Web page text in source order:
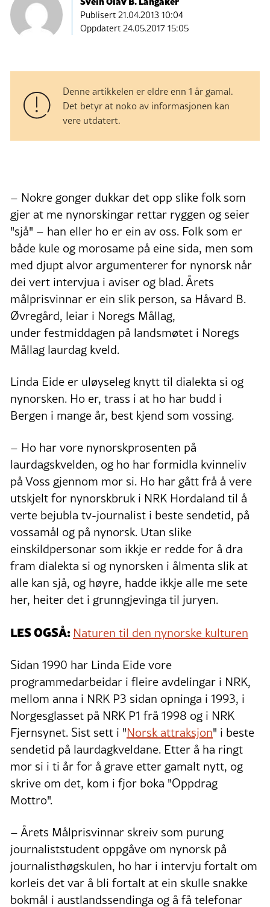
Publisert21.04.2013 10:04
Oppdatert 24.05.2017 15:05
Denne artikkelen er eldre enn 1 år gamal.
Det betyr at noko av informasjonen kan
vere utdatert.
– Nokre gonger dukkar det opp slike folk som
gjer at me nynorskingar rettar ryggen og seier
"sjå" – han eller ho er ein av oss. Folk som er
både kule og morosame på eine sida, men som
med djupt alvor argumenterer for nynorsk når
dei vert intervjua i aviser og blad. Årets
målprisvinnar er ein slik person, sa Håvard B.
Øvregård, leiar i Noregs Mållag,
under festmiddagen på landsmøtet i Noregs
Mållag laurdag kveld.
Linda Eide er uløyseleg knytt til dialekta si og
nynorsken. Ho er, trass i at ho har budd i
Bergen i mange år, best kjend som vossing.
– Ho har vore nynorskprosenten på
laurdagskvelden, og ho har formidla kvinneliv
på Voss gjennom mor si. Ho har gått frå å vere
utskjelt for nynorskbruk i NRK Hordaland til å
verte bejubla tv-journalist i beste sendetid, på
vossamål og på nynorsk. Utan slike
einskildpersonar som ikkje er redde for å dra
fram dialekta si og nynorsken i ålmenta slik at
alle kan sjå, og høyre, hadde ikkje alle me sete
her, heiter det i grunngjevinga til juryen.
LES OGSÅ: Naturen til den nynorske kulturen
Sidan 1990 har Linda Eide vore
programmedarbeidar i fleire avdelingar i NRK,
mellom anna i NRK P3 sidan opninga i 1993, i
Norgesglasset på NRK P1 frå 1998 og i NRK
Fjernsynet. Sist sett i "Norsk attraksjon" i beste
sendetid på laurdagkveldane. Etter å ha ringt
mor si i ti år for å grave etter gamalt nytt, og
skrive om det, kom i fjor boka "Oppdrag
Mottro".
– Årets Målprisvinnar skreiv som purung
journaliststudent oppgåve om nynorsk på
journalisthøgskulen, ho har i intervju fortalt om
korleis det var å bli fortalt at ein skulle snakke
bokmål i austlandssendinga og å få telefonar